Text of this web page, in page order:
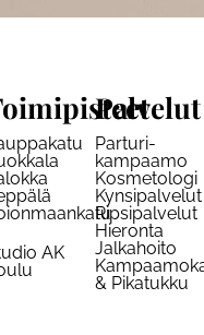
AK
Palvelut
Parturi-
kampaamo
Kosmetologi
Kynsipalvelut
Ripsipalvelut
Hieronta
Jalkahoito
& Pikatukku